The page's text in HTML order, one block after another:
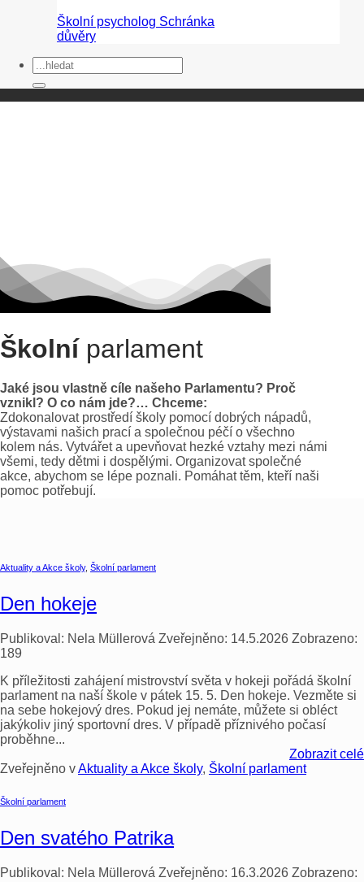
Školní psycholog Schránka
důvěry
Školníparlament
Jaké jsou vlastně cíle našeho Parlamentu? Proč
vznikl? O co nám jde?… Chceme:
Zdokonalovat prostředí školy pomocí dobrých nápadů,
výstavami našich prací a společnou péčí o všechno
kolem nás. Vytvářet a upevňovat hezké vztahy mezi námi
všemi, tedy dětmi i dospělými. Organizovat společné
akce, abychom se lépe poznali. Pomáhat těm, kteří naši
pomoc potřebují.
Aktuality a Akce školy, Školní parlament
Den hokeje
Publikoval: Nela Müllerová Zveřejněno: 14.5.2026 Zobrazeno:
189
K příležitosti zahájení mistrovství světa v hokeji pořádá školní
parlament na naší škole v pátek 15. 5. Den hokeje. Vezměte si
na sebe hokejový dres. Pokud jej nemáte, můžete si obléct
jakýkoliv jiný sportovní dres. V případě příznivého počasí
proběhne...
Zobrazit celé
Zveřejněno vAktuality a Akce školy, Školní parlament
Školní parlament
Den svatého Patrika
Publikoval: Nela Müllerová Zveřejněno: 16.3.2026 Zobrazeno: